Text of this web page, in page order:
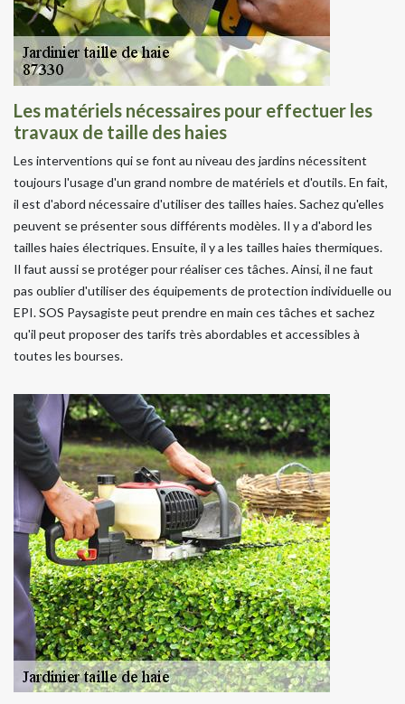
Les matériels nécessaires pour effectuer les
travaux de taille des haies
Les interventions qui se font au niveau des jardins nécessitent
toujours l'usage d'un grand nombre de matériels et d'outils. En fait,
il est d'abord nécessaire d'utiliser des tailles haies. Sachez qu'elles
peuvent se présenter sous différents modèles. Il y a d'abord les
tailles haies électriques. Ensuite, il y a les tailles haies thermiques.
Il faut aussi se protéger pour réaliser ces tâches. Ainsi, il ne faut
pas oublier d'utiliser des équipements de protection individuelle ou
EPI. SOS Paysagiste peut prendre en main ces tâches et sachez
qu'il peut proposer des tarifs très abordables et accessibles à
toutes les bourses.